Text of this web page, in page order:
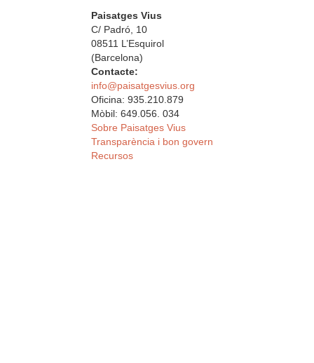
Paisatges Vius
C/ Padró, 10
08511 L’Esquirol
(Barcelona)
Contacte:
info@paisatgesvius.org
Oficina: 935.210.879
Mòbil: 649.056. 034
Sobre Paisatges Vius
Transparència i bon govern
Recursos